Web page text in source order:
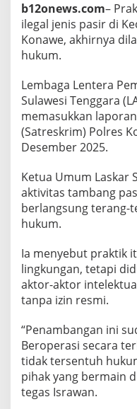
-
T
r
g
a
d
i
n
w
e
p
a
r
a
i
i
l
a
b12onews.com–
ilegal jenis pasir di
Konawe, akhirnya
hukum.
Lembaga Lentera
Sulawesi Tenggara
memasukkan
(Satreskrim) Polres
Desember 2025.
Ketua Umum Laskar
aktivitas tambang
berlangsung terang-
hukum.
Ia menyebut praktik
lingkungan, tetapi
aktor-aktor
tanpa izin resmi.
“Penambangan ini
Beroperasi secara
tidak tersentuh
pihak yang bermain
tegas Israwan.